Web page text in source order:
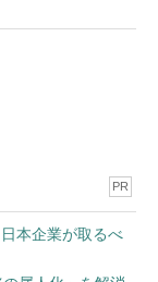
PR
本企業が取るべ